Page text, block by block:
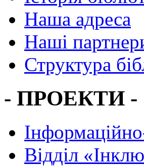
Наша адреса
Наші
Структура
- ПРОЕКТИ -
Вiддiл